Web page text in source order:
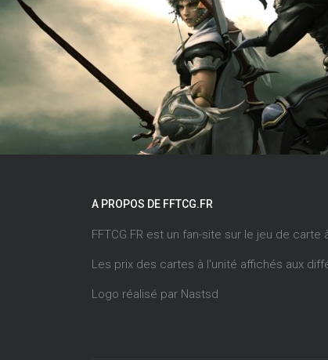
A PROPOS DE FFTCG.FR
FFTCG.FR est un fan-site sur le jeu de
Les prix des cartes à l'unité affichés aux
Logo réalisé par Nastsd